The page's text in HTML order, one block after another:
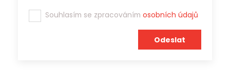
Souhlasím se zpracováním osobních údajů